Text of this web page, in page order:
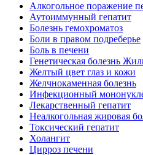
Алкогольное поражение
Аутоиммунный гепатит
Болезнь гемохроматоз
Боли в правом подреберье
Боль в печени
Генетическая болезнь
Желтый цвет глаз и кожи
Желчнокаменная болезнь
Инфекционный
Лекарственный гепатит
Неалкогольная жировая
Токсический гепатит
Холангит
Цирроз печени